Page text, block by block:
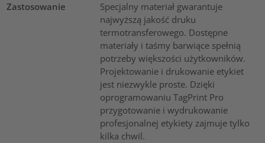
Zastosowanie
Specjalny materiał gwarantuje
najwyższą jakość druku
termotransferowego. Dostępne
materiały i taśmy barwiące spełnią
potrzeby większości użytkowników.
Projektowanie i drukowanie etykiet
jest niezwykle proste. Dzięki
oprogramowaniu TagPrint Pro
przygotowanie i wydrukowanie
profesjonalnej etykiety zajmuje tylko
kilka chwil.